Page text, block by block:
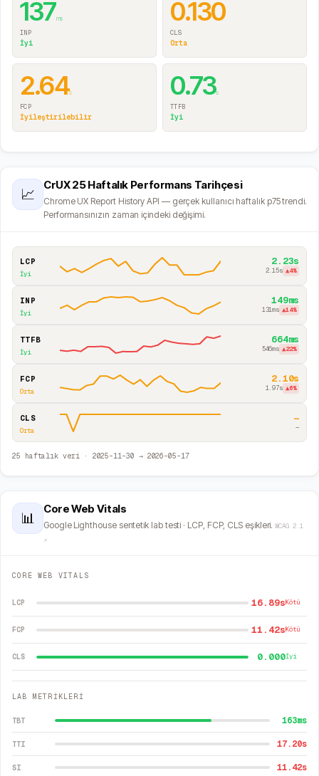
137ms
INP
İyi
0.130
CLS
Orta
2.64s
FCP
İyileştirilebilir
0.73s
TTFB
İyi
📈
CrUX 25 Haftalık Performans Tarihçesi
Chrome UX Report History API — gerçek kullanıcı haftalık p75 trendi.
Performansınızın zaman içindeki değişimi.
LCP
İyi
2.23s
2.15s ▲4%
INP
İyi
149ms
131ms ▲14%
TTFB
İyi
664ms
546ms ▲22%
FCP
Orta
2.10s
1.97s ▲6%
CLS
Orta
—
—
25 haftalık veri · 2025-11-30 → 2026-05-17
📊
Core Web Vitals
Google Lighthouse sentetik lab testi · LCP, FCP, CLS eşikleri. WCAG 2.1
↗
CORE WEB VITALS
LCP 16.89sKötü
FCP 11.42sKötü
CLS 0.000İyi
LAB METRİKLERİ
TBT 163ms
TTI 17.20s
SI 11.42s